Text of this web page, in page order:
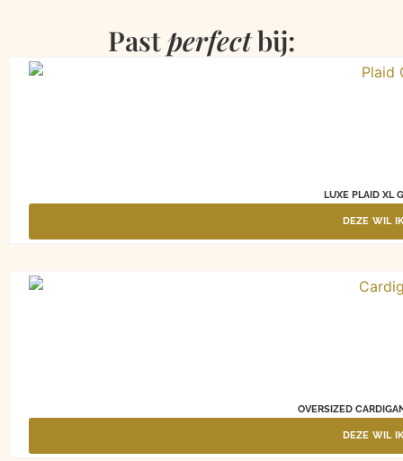
Pastperfectbij:
LUXE PLAID XL
DEZE WIL
OVERSIZED
DEZE WIL